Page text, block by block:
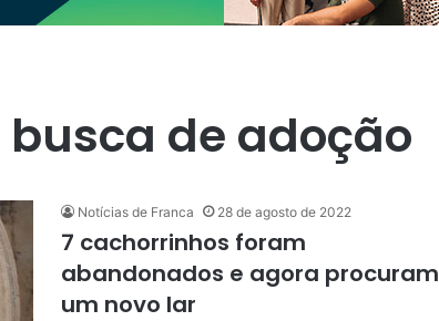
de adoção
Notícias de Franca 28 de agosto de 2022
7 cachorrinhos foram
abandonados e agora procuram
um novo lar